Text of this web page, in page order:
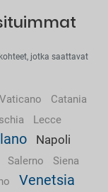
jotka saattavat
Catania
Lecce
Napoli
Salerno Siena
Venetsia